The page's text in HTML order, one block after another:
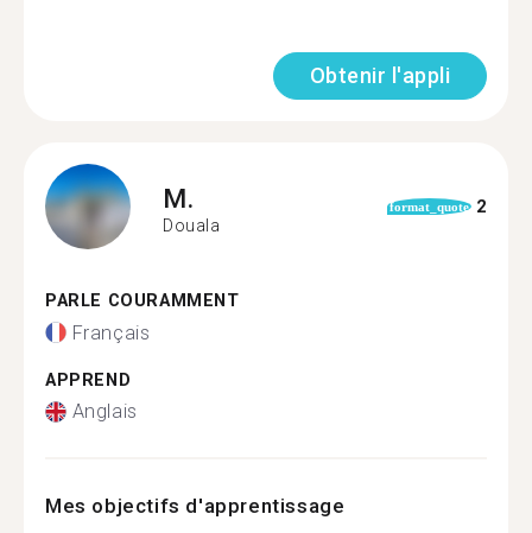
Obtenir l'appli
M.
Douala
format_quote 2
PARLE COURAMMENT
Français
APPREND
Anglais
Mes objectifs d'apprentissage